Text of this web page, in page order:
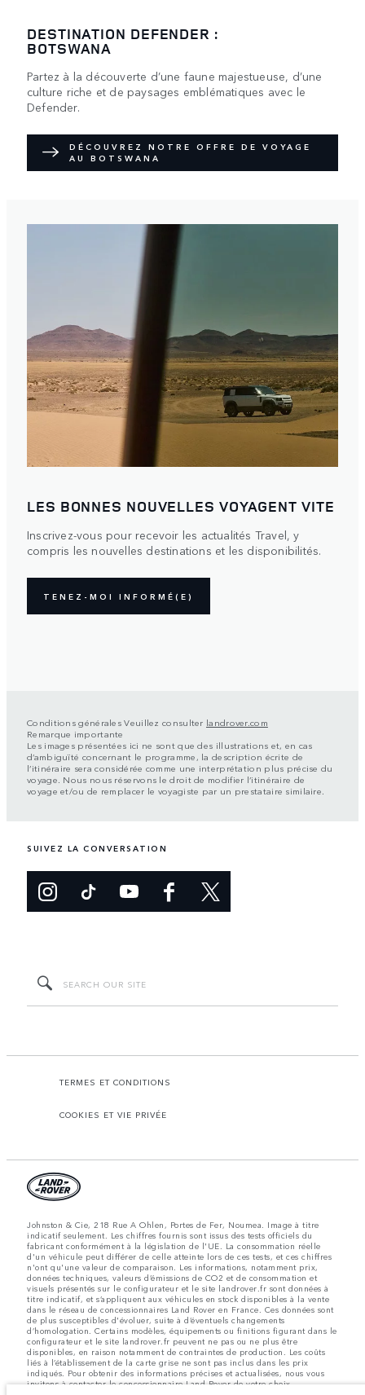
DESTINATION DEFENDER :
BOTSWANA
Partez à la découverte d’une faune majestueuse, d’une
culture riche et de paysages emblématiques avec le
Defender.
DÉCOUVREZ NOTRE OFFRE DE VOYAGE
AU BOTSWANA
LES BONNES NOUVELLES VOYAGENT VITE
Inscrivez-vous pour recevoir les actualités Travel, y
compris les nouvelles destinations et les disponibilités.
TENEZ-MOI INFORMÉ(E)
Conditions générales Veuillez consulter landrover.com
Remarque importante
Les images présentées ici ne sont que des illustrations et, en cas
d’ambiguïté concernant le programme, la description écrite de
l’itinéraire sera considérée comme une interprétation plus précise du
voyage. Nous nous réservons le droit de modifier l’itinéraire de
voyage et/ou de remplacer le voyagiste par un prestataire similaire.
SUIVEZ LA CONVERSATION
TERMES ET CONDITIONS
COOKIES ET VIE PRIVÉE
Johnston & Cie, 218 Rue A Ohlen, Portes de Fer, Noumea. Image à titre
indicatif seulement. Les chiffres fournis sont issus des tests officiels du
fabricant conformément à la législation de l'UE. La consommation réelle
d'un véhicule peut différer de celle atteinte lors de ces tests, et ces chiffres
n'ont qu'une valeur de comparaison. Les informations, notamment prix,
données techniques, valeurs d’émissions de CO2 et de consommation et
visuels présentés sur le configurateur et le site landrover.fr sont données à
titre indicatif, et s’appliquent aux véhicules en stock disponibles à la vente
dans le réseau de concessionnaires Land Rover en France. Ces données sont
de plus susceptibles d'évoluer, suite à d’éventuels changements
d’homologation. Certains modèles, équipements ou finitions figurant dans le
configurateur et le site landrover.fr peuvent ne pas ou ne plus être
disponibles, en raison notamment de contraintes de production. Les coûts
liés à l’établissement de la carte grise ne sont pas inclus dans les prix
indiqués. Pour obtenir des informations précises et actualisées, nous vous
invitons à contacter le concessionnaire Land Rover de votre choix.